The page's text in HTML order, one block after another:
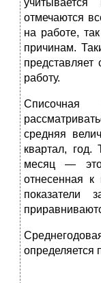
отмечаются
на работе,
причинам.
работу.
Списочная
средняя
квартал, год.
месяц —
отнесенная
определяет­ся